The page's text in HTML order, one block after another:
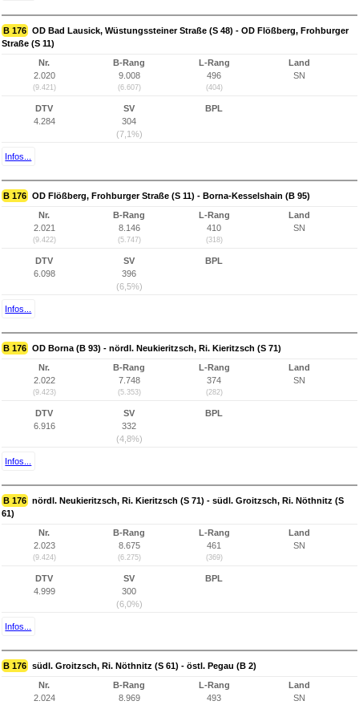
B 176 OD Bad Lausick, Wüstungssteiner Straße (S 48) - OD Flößberg, Frohburger
Straße (S 11)
Nr.
2.020
(9.421)
B-Rang
9.008
(6.607)
L-Rang
496
(404)
Land
SN
DTV
4.284
SV
304
(7,1%)
BPL
Infos...
B 176 OD Flößberg, Frohburger Straße (S 11) - Borna-Kesselshain (B 95)
Nr.
2.021
(9.422)
B-Rang
8.146
(5.747)
L-Rang
410
(318)
Land
SN
DTV
6.098
SV
396
(6,5%)
BPL
Infos...
B 176 OD Borna (B 93) - nördl. Neukieritzsch, Ri. Kieritzsch (S 71)
Nr.
2.022
(9.423)
B-Rang
7.748
(5.353)
L-Rang
374
(282)
Land
SN
DTV
6.916
SV
332
(4,8%)
BPL
Infos...
B 176 nördl. Neukieritzsch, Ri. Kieritzsch (S 71) - südl. Groitzsch, Ri. Nöthnitz (S
61)
Nr.
2.023
(9.424)
B-Rang
8.675
(6.275)
L-Rang
461
(369)
Land
SN
DTV
4.999
SV
300
(6,0%)
BPL
Infos...
B 176 südl. Groitzsch, Ri. Nöthnitz (S 61) - östl. Pegau (B 2)
Nr.
2.024
B-Rang
8.969
L-Rang
493
Land
SN